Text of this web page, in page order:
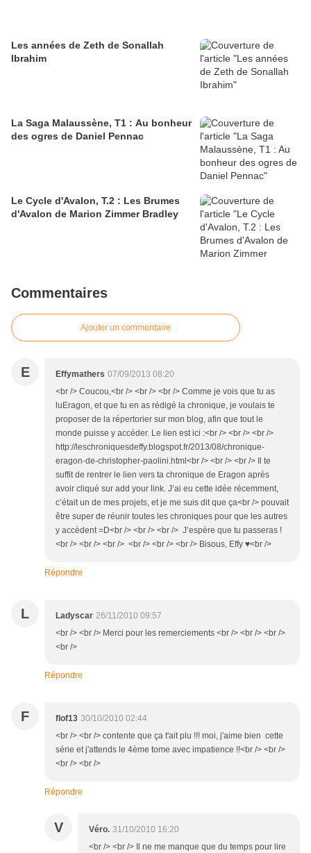
Les années de Zeth de Sonallah
Ibrahim
La Saga Malaussène, T1 : Au bonheur
des ogres de Daniel Pennac
Le Cycle d'Avalon, T.2 : Les Brumes
d'Avalon de Marion Zimmer Bradley
Commentaires
Ajouter un commentaire
E Effymathers 07/09/2013 08:20
<br /> Coucou,<br /> <br /> <br /> Comme je vois que tu as
luEragon, et que tu en as rédigé la chronique, je voulais te
proposer de la répertorier sur mon blog, afin que tout le
monde puisse y accéder. Le lien est ici :<br /> <br /> <br />
http://leschroniquesdeffy.blogspot.fr/2013/08/chronique-
eragon-de-christopher-paolini.html<br /> <br /> <br /> Il te
suffit de rentrer le lien vers ta chronique de Eragon après
avoir cliqué sur add your link. J’ai eu cette idée récemment,
c’était un de mes projets, et je me suis dit que ça<br /> pouvait
être super de réunir toutes les chroniques pour que les autres
y accèdent =D<br /> <br /> <br /> J’espère que tu passeras !
<br /> <br /> <br /> <br /> <br /> <br /> Bisous, Effy ♥<br />
Répondre
L Ladyscar 26/11/2010 09:57
<br /> <br /> Merci pour les remerciements <br /> <br /> <br />
<br />
Répondre
F flof13 30/10/2010 02:44
<br /> <br /> contente que ça t'ait plu !!! moi, j'aime bien cette
série et j'attends le 4ème tome avec impatience !!<br /> <br />
<br /> <br />
Répondre
V Véro. 31/10/2010 16:20
<br /> <br /> Il ne me manque que du temps pour lire